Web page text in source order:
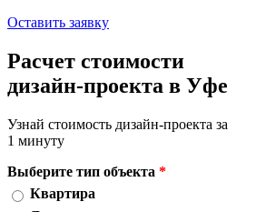
Оставить заявку
Расчет стоимости
дизайн-проекта в Уфе
Узнай стоимость дизайн-проекта за
1 минуту
Выберите тип объекта *
Квартира